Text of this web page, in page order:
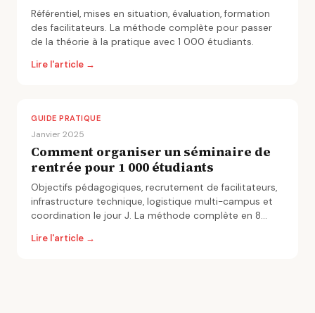
Référentiel, mises en situation, évaluation, formation
des facilitateurs. La méthode complète pour passer
de la théorie à la pratique avec 1 000 étudiants.
Lire l'article →
GUIDE PRATIQUE
Janvier 2025
Comment organiser un séminaire de
rentrée pour 1 000 étudiants
Objectifs pédagogiques, recrutement de facilitateurs,
infrastructure technique, logistique multi-campus et
coordination le jour J. La méthode complète en 8
Lire l'article →